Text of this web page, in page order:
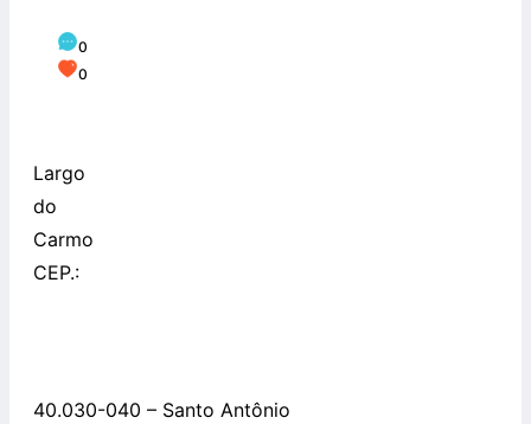
0
0
Largo
do
Carmo
CEP.:
40.030-040 – Santo Antônio